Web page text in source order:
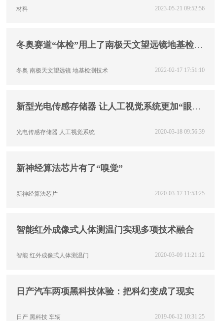
2023-05-21 09:52:56
材料
冬奥赛道“体检”用上了南极天文望远镜地基检测
2022-02-17 17:51:10
冬奥 南极天文望远镜 地基检测技术
新型光电传感存储器 让人工视觉系统更加“眼明
2020-03-18 09:56:39
光电传感存储器 人工视觉系统
新神经算法芯片有了“嗅觉”
2020-03-17 11:53:25
新神经算法芯片
智能红外成像式人体测温门实现多项技术融合
2020-03-09 11:21:12
智能 红外成像式人体测温门
日产汽车两项黑科技体验：把科幻变成了现实
2019-06-12 10:31:25
日产 黑科技 车辆